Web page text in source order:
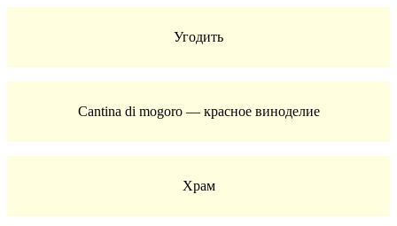
Угодить
Cantina di mogoro — красное виноделие
Храм